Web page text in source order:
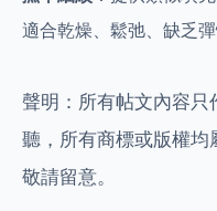
適合乾燥、鬆弛、缺乏
聲明：所有帖文內容
聽，所有商標或版權均
敬請留意。